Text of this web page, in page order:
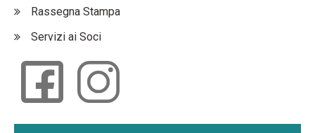
Rassegna Stampa
Servizi ai Soci